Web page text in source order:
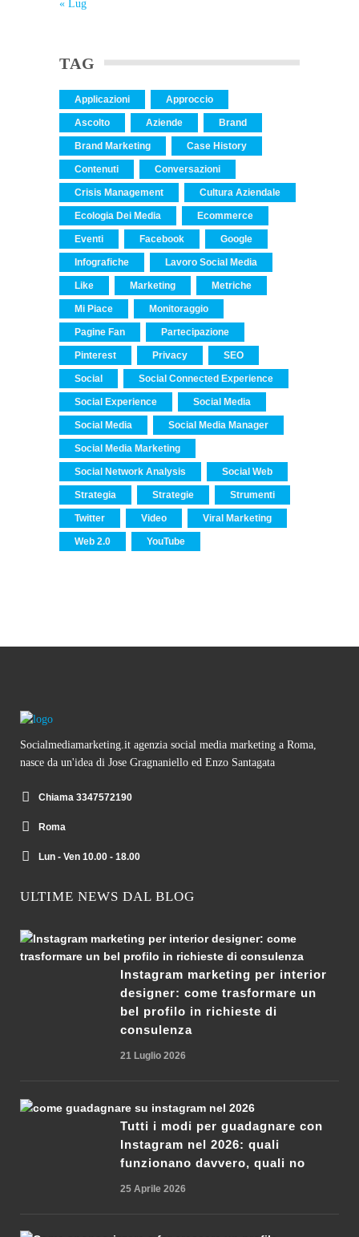
« Lug
TAG
Applicazioni Approccio
Ascolto Aziende Brand
Brand Marketing Case History
Contenuti Conversazioni
Crisis Management Cultura Aziendale
Ecologia Dei Media Ecommerce
Eventi Facebook Google
Infografiche Lavoro Social Media
Like Marketing Metriche
Mi Piace Monitoraggio
Pagine Fan Partecipazione
Pinterest Privacy SEO
Social Social Connected Experience
Social Experience Social Media
Social Media Social Media Manager
Social Media Marketing
Social Network Analysis Social Web
Strategia Strategie Strumenti
Twitter Video Viral Marketing
Web 2.0 YouTube
Socialmediamarketing.it agenzia social media marketing a Roma,
nasce da un'idea di Jose Gragnaniello ed Enzo Santagata
Chiama 3347572190
Roma
Lun - Ven 10.00 - 18.00
ULTIME NEWS DAL BLOG
Instagram marketing per interior
designer: come trasformare un
bel profilo in richieste di
consulenza
21 Luglio 2026
Tutti i modi per guadagnare con
Instagram nel 2026: quali
funzionano davvero, quali no
25 Aprile 2026